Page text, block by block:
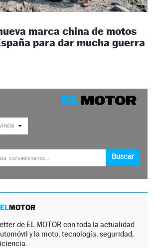
marca china de motos
para dar mucha guerra
MOTOR
de EL MOTOR con toda la actualidad
y la moto, tecnología, seguridad,